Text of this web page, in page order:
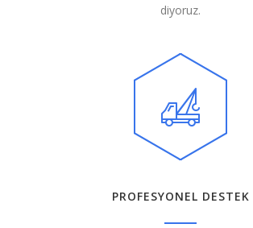
diyoruz.
PROFESYONEL DESTEK